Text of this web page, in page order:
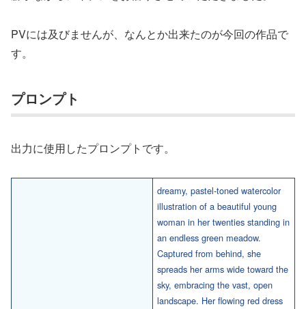
PVには及びませんが、なんとか出来たのが今回の作品で
す。
プロンプト
出力に使用したプロンプトです。
dreamy, pastel-toned watercolor
illustration of a beautiful young
woman in her twenties standing in
an endless green meadow.
Captured from behind, she
spreads her arms wide toward the
sky, embracing the vast, open
landscape. Her flowing red dress